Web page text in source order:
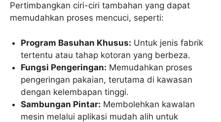
Pertimbangkan ciri-ciri tambahan yang dapat
memudahkan proses mencuci, seperti:
Program Basuhan Khusus: Untuk jenis fabrik
tertentu atau tahap kotoran yang berbeza.
Fungsi Pengeringan: Memudahkan proses
pengeringan pakaian, terutama di kawasan
dengan kelembapan tinggi.
Sambungan Pintar: Membolehkan kawalan
mesin melalui aplikasi mudah alih untuk